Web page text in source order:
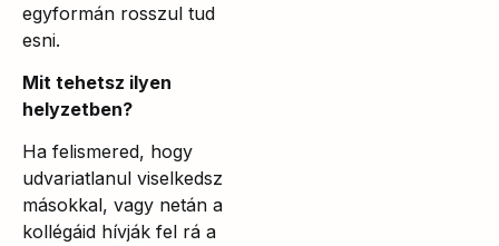
egyformán rosszul tud
esni.
Mit tehetsz ilyen
helyzetben?
Ha felismered, hogy
udvariatlanul viselkedsz
másokkal, vagy netán a
kollégáid hívják fel rá a